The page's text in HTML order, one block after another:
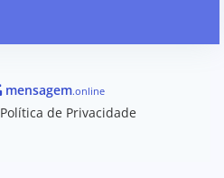
mensagem.online
Política de Privacidade